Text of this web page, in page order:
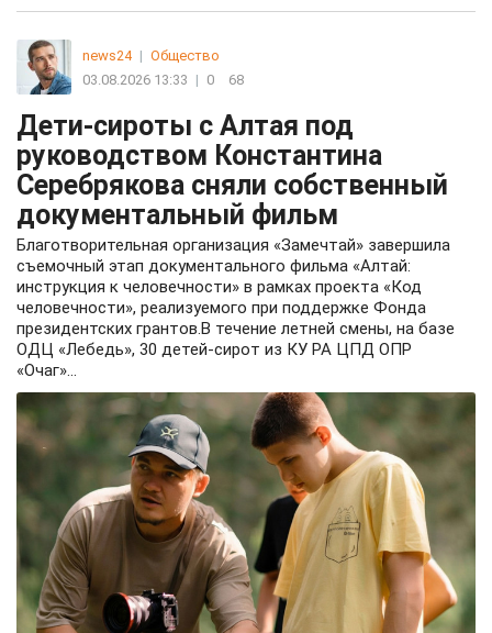
news24 | Общество
03.08.2026 13:33 | 0 68
Дети-сироты с Алтая под
руководством Константина
Серебрякова сняли собственный
документальный фильм
Благотворительная организация «Замечтай» завершила
съемочный этап документального фильма «Алтай:
инструкция к человечности» в рамках проекта «Код
человечности», реализуемого при поддержке Фонда
президентских грантов.В течение летней смены, на базе
ОДЦ «Лебедь», 30 детей-сирот из КУ РА ЦПД ОПР
«Очаг»...